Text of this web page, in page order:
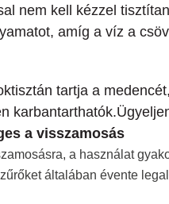
nem kell kézzel
amíg a víz a
tartja a
a visszamosás
a használat
általában évente